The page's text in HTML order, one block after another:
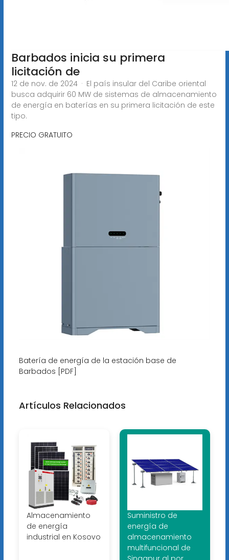
Barbados inicia su primera
licitación de
12 de nov. de 2024 · El país insular del Caribe oriental
busca adquirir 60 MW de sistemas de almacenamiento
de energía en baterías en su primera licitación de este
tipo.
PRECIO GRATUITO
Batería de energía de la estación base de
Barbados [PDF]
Artículos Relacionados
Almacenamiento
de energía
industrial en Kosovo
Suministro de
energía de
almacenamiento
multifuncional de